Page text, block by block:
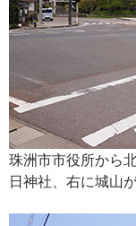
珠洲市市役所から
日神社、右に城山